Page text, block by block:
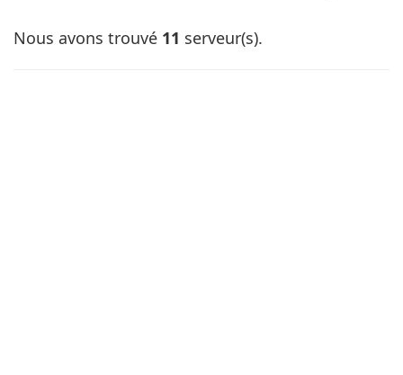
Nous avons trouvé 11 serveur(s).